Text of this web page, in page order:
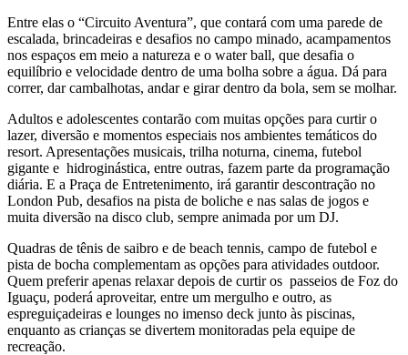
Entre elas o “Circuito Aventura”, que contará com uma parede de
escalada, brincadeiras e desafios no campo minado, acampamentos
nos espaços em meio a natureza e o water ball, que desafia o
equilíbrio e velocidade dentro de uma bolha sobre a água. Dá para
correr, dar cambalhotas, andar e girar dentro da bola, sem se molhar.
Adultos e adolescentes contarão com muitas opções para curtir o
lazer, diversão e momentos especiais nos ambientes temáticos do
resort. Apresentações musicais, trilha noturna, cinema, futebol
gigante e hidroginástica, entre outras, fazem parte da programação
diária. E a Praça de Entretenimento, irá garantir descontração no
London Pub, desafios na pista de boliche e nas salas de jogos e
muita diversão na disco club, sempre animada por um DJ.
Quadras de tênis de saibro e de beach tennis, campo de futebol e
pista de bocha complementam as opções para atividades outdoor.
Quem preferir apenas relaxar depois de curtir os passeios de Foz do
Iguaçu, poderá aproveitar, entre um mergulho e outro, as
espreguiçadeiras e lounges no imenso deck junto às piscinas,
enquanto as crianças se divertem monitoradas pela equipe de
recreação.